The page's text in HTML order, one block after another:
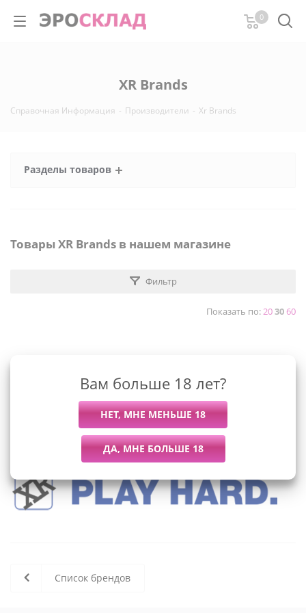
0
XR Brands
Справочная Информация - Производители - Xr Brands
Разделы товаров
Товары XR Brands в нашем магазине
Фильтр
Показать по:203060
В данный момент нет активных
товаров
Список брендов
Вам больше 18 лет?